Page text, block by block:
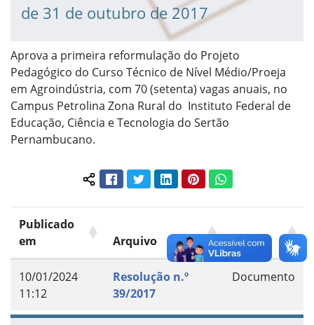
de 31 de outubro de 2017
Aprova a primeira reformulação do Projeto
Pedagógico do Curso Técnico de Nível Médio/Proeja
em Agroindústria, com 70 (setenta) vagas anuais, no
Campus Petrolina Zona Rural do Instituto Federal de
Educação, Ciência e Tecnologia do Sertão
Pernambucano.
Compartilhar conteúdo:
FacebookTwitterLinkedInPinterestWhatsApp
Publicado
em
Arquivo Grupo
10/01/2024
11:12
Resolução n.º
39/2017
Documento